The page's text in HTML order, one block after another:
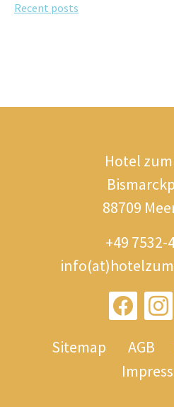
Recent posts
Hotel
88709
+49 7532-
Sitemap AGB